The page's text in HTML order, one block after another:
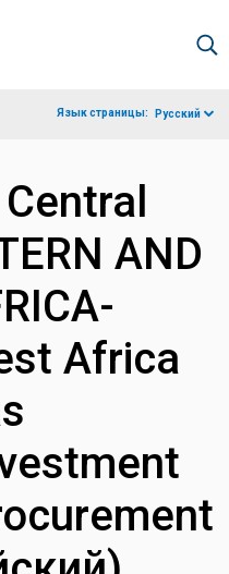
Язык страницы: Русский
AND
Africa